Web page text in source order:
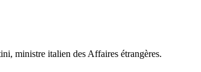
ministre italien des Affaires étrangères.